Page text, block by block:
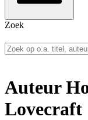
Zoek
Auteur
Lovecraft